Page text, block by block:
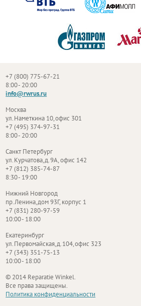
+7 (800) 775-67-21
8:00 - 20:00
info@rwrus.ru
Москва
ул. Наметкина 10, офис 301
+7 (495) 374-97-31
8:00 - 20:00
Санкт Петербург
ул. Курчатова, д. 9А, офис 142
+7 (812) 385-74-87
8:30 - 19:00
Нижний Новгород
пр. Ленина, дом 93Г, корпус 1
+7 (831) 280-97-59
10:00 - 18:00
Екатеринбург
ул. Первомайская, д. 104, офис 323
+7 (343) 351-75-13
10:00 - 18:00
© 2014 Reparatie Winkel.
Все права защищены.
Политика конфиденциальности